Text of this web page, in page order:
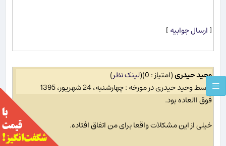
[ارسال جوابیه]
وحید حیدری(امتیاز : 0) (لینک نظر)
توسط وحید حیدری در مورخه : چهارشنبه، 24 شهریور، 1395
فوق االعاده بود.
خیلی از این مشکلات واقعا برای من اتفاق افتاده.